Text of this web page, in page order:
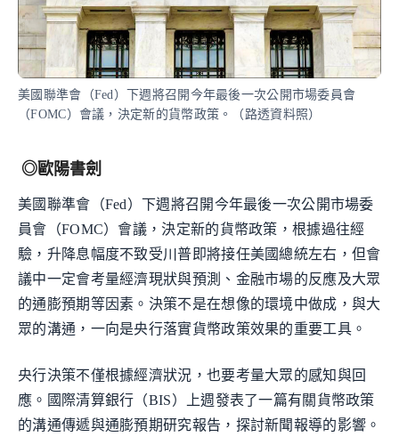
美國聯準會（Fed）下週將召開今年最後一次公開市場委員會
（FOMC）會議，決定新的貨幣政策。（路透資料照）
◎歐陽書劍
美國聯準會（Fed）下週將召開今年最後一次公開市場委
員會（FOMC）會議，決定新的貨幣政策，根據過往經
驗，升降息幅度不致受川普即將接任美國總統左右，但會
議中一定會考量經濟現狀與預測、金融市場的反應及大眾
的通膨預期等因素。決策不是在想像的環境中做成，與大
眾的溝通，一向是央行落實貨幣政策效果的重要工具。
央行決策不僅根據經濟狀況，也要考量大眾的感知與回
應。國際清算銀行（BIS）上週發表了一篇有關貨幣政策
的溝通傳遞與通膨預期研究報告，探討新聞報導的影響。